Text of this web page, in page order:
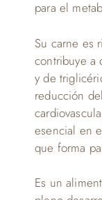
para el
Su carne es
contribuye a
y de
reducción
esencial en
que forma
Es un